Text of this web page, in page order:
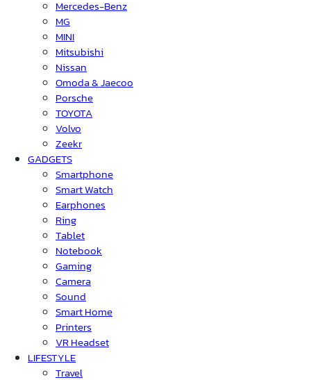
Mercedes-Benz
MG
MINI
Mitsubishi
Nissan
Omoda & Jaecoo
Porsche
TOYOTA
Volvo
Zeekr
GADGETS
Smartphone
Smart Watch
Earphones
Ring
Tablet
Notebook
Gaming
Camera
Sound
Smart Home
Printers
VR Headset
LIFESTYLE
Travel